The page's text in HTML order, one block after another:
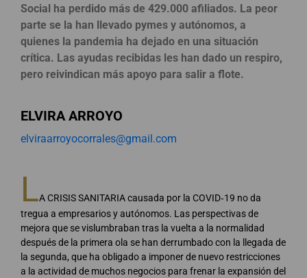
Social ha perdido más de 429.000 afiliados. La peor
parte se la han llevado pymes y autónomos, a
quienes la pandemia ha dejado en una situación
crítica. Las ayudas recibidas les han dado un respiro,
pero reivindican más apoyo para salir a flote.
ELVIRA ARROYO
elviraarroyocorrales@gmail.com
LA CRISIS SANITARIA causada por la COVID‐19 no da
tregua a empresarios y autónomos. Las perspectivas de
mejora que se vislumbraban tras la vuelta a la normalidad
después de la primera ola se han derrumbado con la llegada de
la segunda, que ha obligado a imponer de nuevo restricciones
a la actividad de muchos negocios para frenar la expansión del